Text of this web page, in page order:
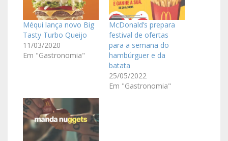
Méqui lança novo Big
Tasty Turbo Queijo
11/03/2020
Em "Gastronomia"
McDonald’s prepara
festival de ofertas
para a semana do
hambúrguer e da
batata
25/05/2022
Em "Gastronomia"